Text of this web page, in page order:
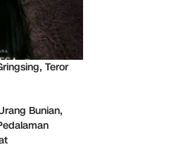
Teror
Bunian,